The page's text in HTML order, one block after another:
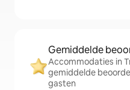
Gemiddelde
Accommodaties in
gemiddelde
gasten